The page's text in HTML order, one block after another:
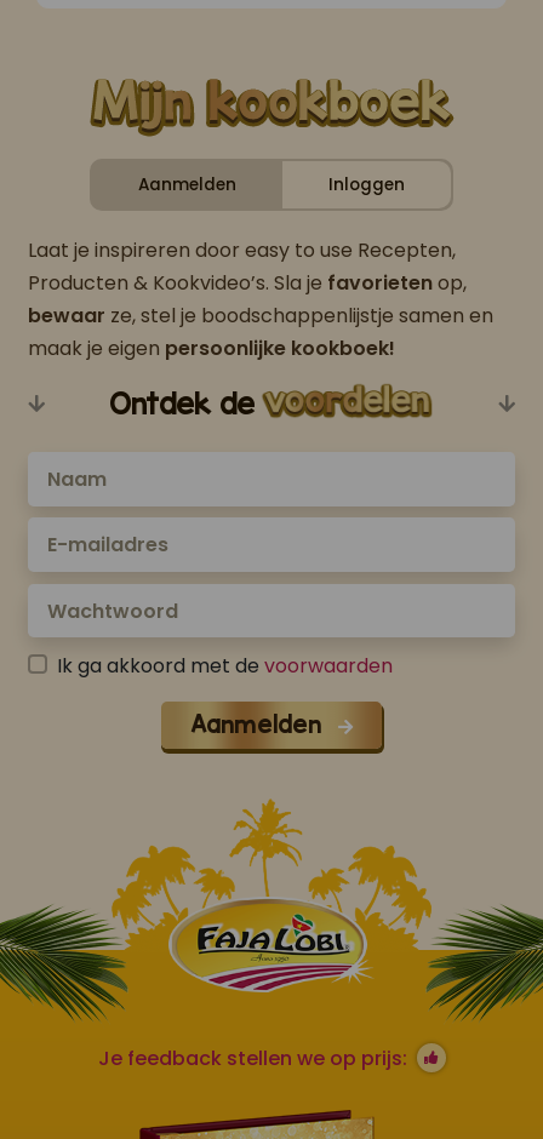
Aanmelden Inloggen
Laat je inspireren door easy to use Recepten,
Producten & Kookvideo’s. Sla je favorietenop,
bewaar ze, stel je boodschappenlijstje samen en
maak je eigen persoonlijke kookboek!
Ontdek de
Ik ga akkoord met de voorwaarden
Aanmelden
Je feedback stellen we op prijs: